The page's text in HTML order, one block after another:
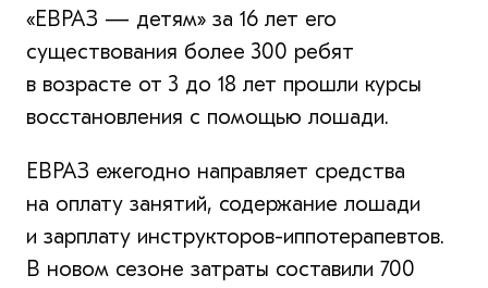
«ЕВРАЗ — детям» за 16 лет его
существования более 300 ребят
в возрасте от 3 до 18 лет прошли курсы
восстановления с помощью лошади.
ЕВРАЗ ежегодно направляет средства
на оплату занятий, содержание лошади
и зарплату инструкторов-иппотерапевтов.
В новом сезоне затраты составили 700